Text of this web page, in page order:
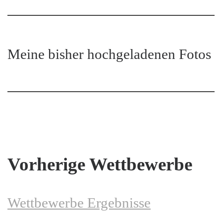
Meine bisher hochgeladenen Fotos
Vorherige Wettbewerbe
Wettbewerbe Ergebnisse